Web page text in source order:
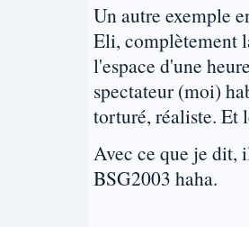
Un autre exemple
Eli, complètement
l'espace d'une
spectateur (moi)
torturé, réaliste. Et
Avec ce que je dit,
BSG2003 haha.